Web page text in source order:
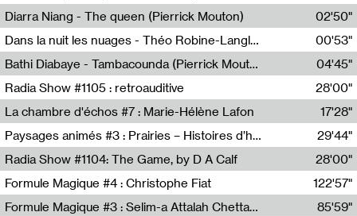
Louise Guégan
Diarra Niang - The queen (Pierrick Mouton)
Pierrick Mouton,Diarra Niang
02'50"
Dans la nuit les nuages - Théo Robine-Langlois
Théo Robine-Langlois,LD Beat
00'53"
Bathi Diabaye - Tambacounda (Pierrick Mouton)
Pierrick Mouton,Bathi Diabaye
04'45"
Radia Show #1105 : retroauditive
Soundart Radio
28'00"
La chambre d'échos #7 : Marie-Hélène Lafon
Revue Les Chambres,Marie-Hélène Lafon
17'28"
Paysages animés #3 : Prairies – Histoires d’herbes et d’humains
Anne Simon
29'44"
Radia Show #1104: The Game, by D A Calf
Radio One NZ
28'00"
Formule Magique #4 : Christophe Fiat
Nathalie Lacroix
122'57"
Formule Magique #3 : Selim-a Attalah Chettaoui
85'59"